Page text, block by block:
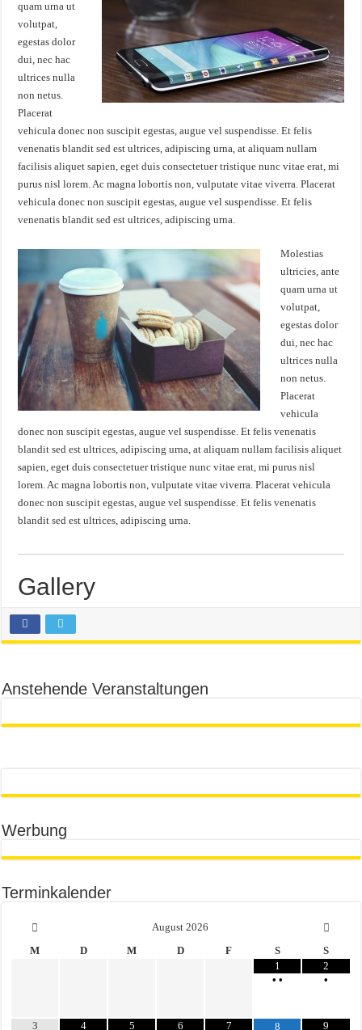
quam urna ut
volutpat,
egestas dolor
dui, nec hac
ultrices nulla
non netus.
Placerat
vehicula donec non suscipit egestas, augue vel suspendisse. Et felis
venenatis blandit sed est ultrices, adipiscing urna, at aliquam nullam
facilisis aliquet sapien, eget duis consectetuer tristique nunc vitae erat, mi
purus nisl lorem. Ac magna lobortis non, vulputate vitae viverra. Placerat
vehicula donec non suscipit egestas, augue vel suspendisse. Et felis
venenatis blandit sed est ultrices, adipiscing urna.
Molestias
ultricies, ante
quam urna ut
volutpat,
egestas dolor
dui, nec hac
ultrices nulla
non netus.
Placerat
vehicula
donec non suscipit egestas, augue vel suspendisse. Et felis venenatis
blandit sed est ultrices, adipiscing urna, at aliquam nullam facilisis aliquet
sapien, eget duis consectetuer tristique nunc vitae erat, mi purus nisl
lorem. Ac magna lobortis non, vulputate vitae viverra. Placerat vehicula
donec non suscipit egestas, augue vel suspendisse. Et felis venenatis
blandit sed est ultrices, adipiscing urna.
Gallery
Anstehende Veranstaltungen
Werbung
Terminkalender
August 2026
M
D M D F S
S
1
• •
2
•
3
4
5
6
7
8
9